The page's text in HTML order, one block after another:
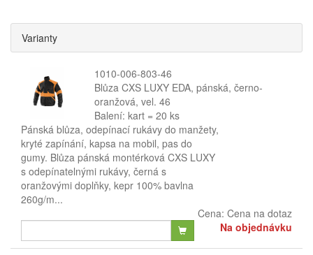
Varianty
1010-006-803-46
Blůza CXS LUXY EDA, pánská, černo-
oranžová, vel. 46
Balení: kart = 20 ks
Pánská blůza, odepínací rukávy do manžety,
kryté zapínání, kapsa na mobil, pas do
gumy. Blůza pánská montérková CXS LUXY
s odepínatelnými rukávy, černá s
oranžovými doplňky, kepr 100% bavlna
260g/m...
Cena: Cena na dotaz
Na objednávku